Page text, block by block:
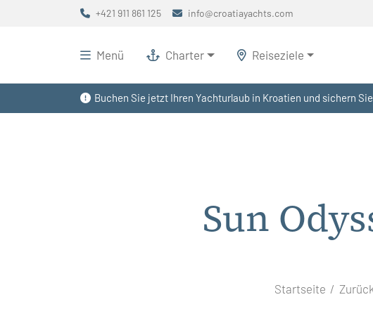
Buchen Sie jetzt Ihren Yachturlaub in Kroatien und sichern
+421 911 861 125 info@croatiayachts.com
Menü Charter Reiseziele
Sun
Startseite